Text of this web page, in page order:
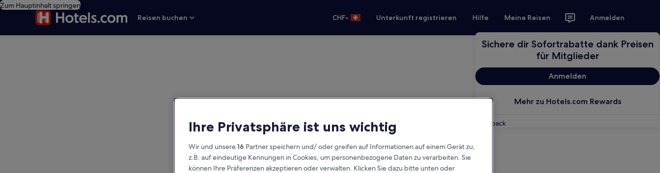
Zum Hauptinhalt springen
Reisen buchen
CHF• Unterkunft registrieren Hilfe Meine Reisen Anmelden
Sichere dir Sofortrabatte dank Preisen
für Mitglieder
Anmelden
Mehr zu Hotels.com Rewards
Feedback
Ihre Privatsphäre ist uns wichtig
Wir und unsere16 Partner speichern und/ oder greifen auf Informationen auf einem Gerät zu,
z.B. auf eindeutige Kennungen in Cookies, um personenbezogene Daten zu verarbeiten. Sie
können Ihre Präferenzen akzeptieren oder verwalten. Klicken Sie dazu bitte unten oder